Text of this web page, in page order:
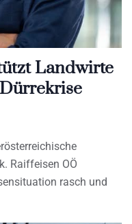
Landwirte
Raiffeisen OÖ
rasch und